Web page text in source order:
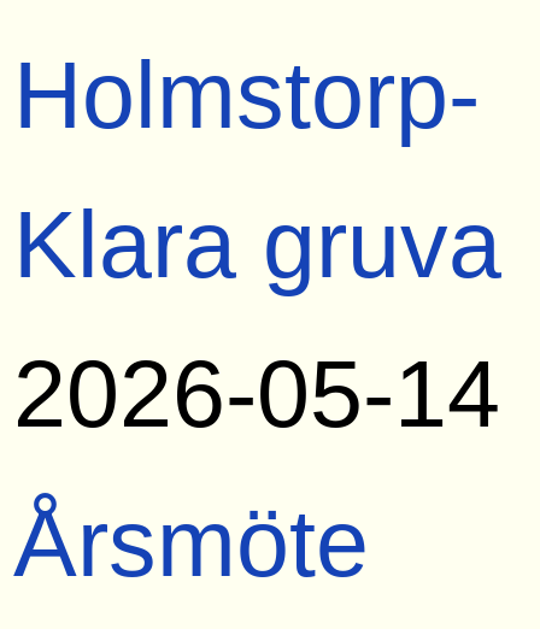
Holmstorp-
Klara gruva
2026-05-14
Årsmöte